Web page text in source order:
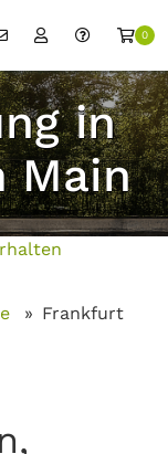
0
in
Main
Frankfurt